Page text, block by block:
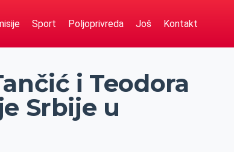
Sport Poljoprivreda Još Kontakt
i Teodora
Srbije u